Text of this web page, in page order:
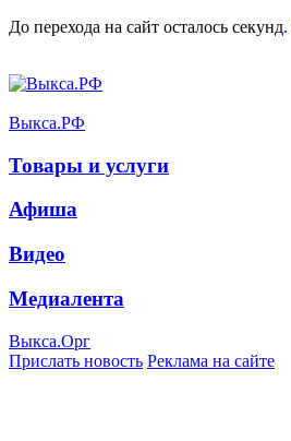
До перехода на сайт осталось секунд.
Выкса.РФ
Товары и услуги
Афиша
Видео
Медиалента
Выкса.Орг
Прислать новость Реклама на сайте